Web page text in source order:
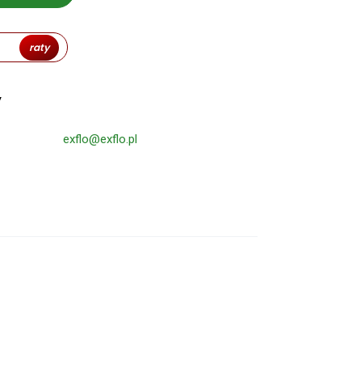
raty
exflo@exflo.pl